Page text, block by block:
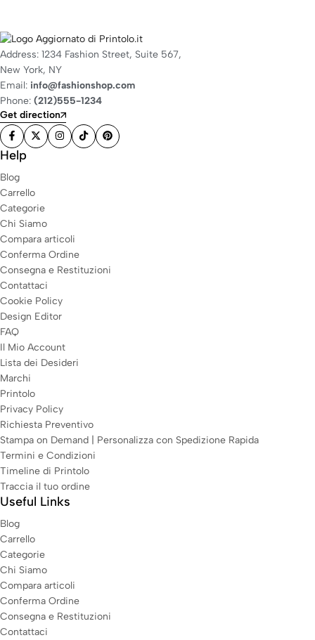
Address: 1234 Fashion Street, Suite 567,
New York, NY
Email: info@fashionshop.com
Phone: (212)555-1234
Get direction
Help
Blog
Carrello
Categorie
Chi Siamo
Compara articoli
Conferma Ordine
Consegna e Restituzioni
Contattaci
Cookie Policy
Design Editor
FAQ
Il Mio Account
Lista dei Desideri
Marchi
Printolo
Privacy Policy
Richiesta Preventivo
Stampa on Demand | Personalizza con Spedizione Rapida
Termini e Condizioni
Timeline di Printolo
Traccia il tuo ordine
Useful Links
Blog
Carrello
Categorie
Chi Siamo
Compara articoli
Conferma Ordine
Consegna e Restituzioni
Contattaci